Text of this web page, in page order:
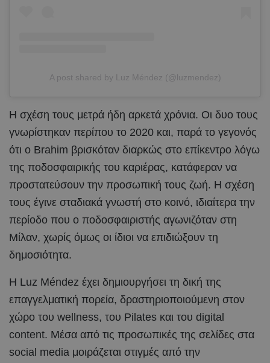
A post shared by Luz Méndez (@luzmendez)
Η σχέση τους μετρά ήδη αρκετά χρόνια. Οι δυο τους
γνωρίστηκαν περίπου το 2020 και, παρά το γεγονός
ότι ο Brahim βρισκόταν διαρκώς στο επίκεντρο λόγω
της ποδοσφαιρικής του καριέρας, κατάφεραν να
προστατεύσουν την προσωπική τους ζωή. Η σχέση
τους έγινε σταδιακά γνωστή στο κοινό, ιδιαίτερα την
περίοδο που ο ποδοσφαιριστής αγωνιζόταν στη
Μίλαν, χωρίς όμως οι ίδιοι να επιδιώξουν τη
δημοσιότητα.
Η Luz Méndez έχει δημιουργήσει τη δική της
επαγγελματική πορεία, δραστηριοποιούμενη στον
χώρο του wellness, του Pilates και του digital
content. Μέσα από τις προσωπικές της σελίδες στα
social media μοιράζεται στιγμές από την